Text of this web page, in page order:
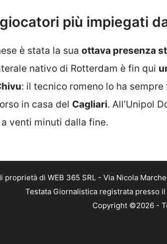
più impiegati
è stata la sua ottava presenza
nativo di Rotterdam è fin qui
: il tecnico romeno lo ha sempre
in casa del Cagliari. All’Unipol
venti minuti dalla fine.
proprietà di WEB 365 SRL - Via Nicola
Testata Giornalistica registrata presso
Copyright ©2026 -